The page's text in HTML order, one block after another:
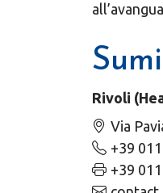
Rivoli
Via
+39
+39